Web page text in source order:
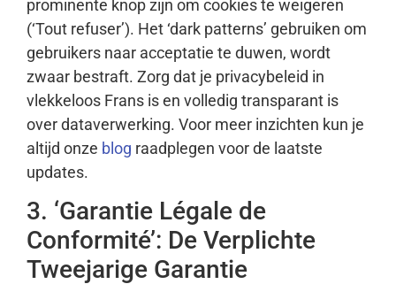
prominente knop zijn om cookies te weigeren
(‘Tout refuser’). Het ‘dark patterns’ gebruiken om
gebruikers naar acceptatie te duwen, wordt
zwaar bestraft. Zorg dat je privacybeleid in
vlekkeloos Frans is en volledig transparant is
over dataverwerking. Voor meer inzichten kun je
altijd onze blog raadplegen voor de laatste
updates.
3. ‘Garantie Légale de
Conformité’: De Verplichte
Tweejarige Garantie